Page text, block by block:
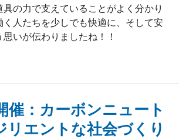
の力で支えていることがよく分かり
く人たちを少しでも快適に、そして安
いが伝わりましたね！！
催：カーボンニュート
リエントな社会づくり